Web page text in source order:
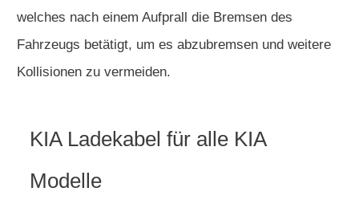
welches nach einem Aufprall die Bremsen des
Fahrzeugs betätigt, um es abzubremsen und weitere
Kollisionen zu vermeiden.
KIA Ladekabel für alle KIA
Modelle